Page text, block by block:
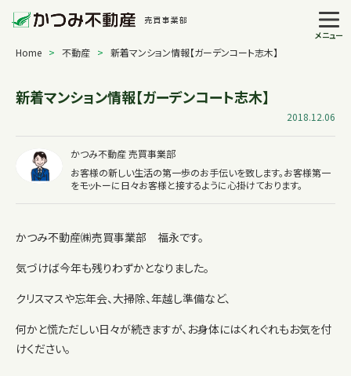
メニュー
Home > 不動産 > 新着マンション情報【ガーデンコート志木】
新着マンション情報【ガーデンコート志木】
2018.12.06
かつみ不動産 売買事業部
お客様の新しい生活の第一歩のお手伝いを致します。お客様第一
をモットーに日々お客様と接するように心掛けております。
かつみ不動産㈱売買事業部 福永です。
気づけば今年も残りわずかとなりました。
クリスマスや忘年会、大掃除、年越し準備など、
何かと慌ただしい日々が続きますが、お身体にはくれぐれもお気を付
けください。